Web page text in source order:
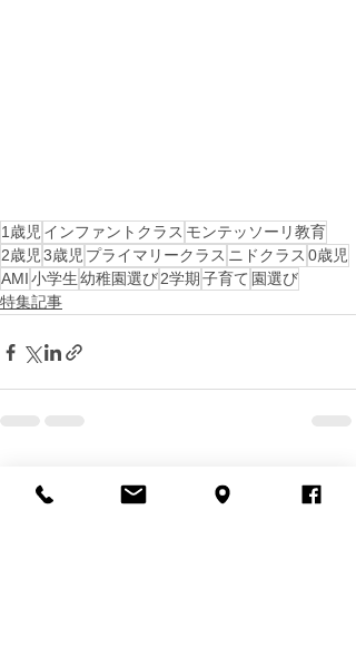
1歳児 インファントクラス モンテッソーリ教育
2歳児 3歳児 プライマリークラス ニドクラス 0歳児
AMI小学生幼稚園選び2学期子育て 園選び
特集記事
最新記事